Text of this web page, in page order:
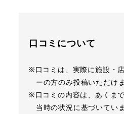
口コミについて
※口コミは、実際に施設・
ーの方のみ投稿いただけま
※口コミの内容は、あくま
当時の状況に基づいてい